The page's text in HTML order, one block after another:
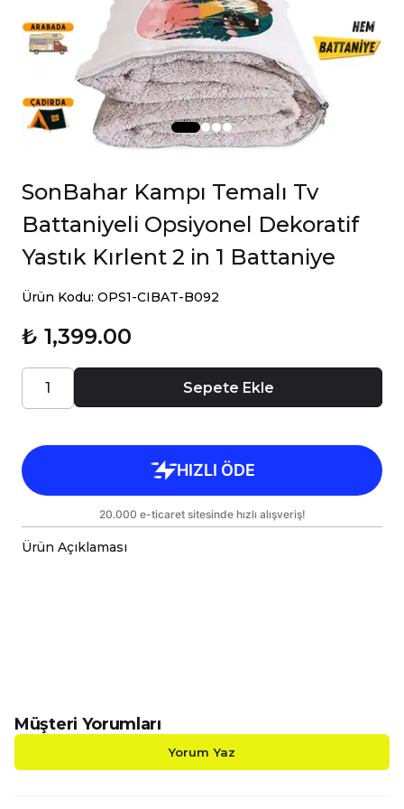
SonBahar Kampı Temalı Tv
Battaniyeli Opsiyonel Dekoratif
Yastık Kırlent 2 in 1 Battaniye
Ürün Kodu: OPS1-CIBAT-B092
₺ 1,399.00
Sepete Ekle
Ürün Açıklaması
yaşam alanınıza estetik katan bu inovatif ürün,
üç kenarındaki fermuarlarıaçıldığında anında
110x170cm tek kişilik Wellsoft battaniye ve TV
battaniyesine dönüşür. Bu sayede, tek bir
Müşteri Yorumları
Yorum Yaz